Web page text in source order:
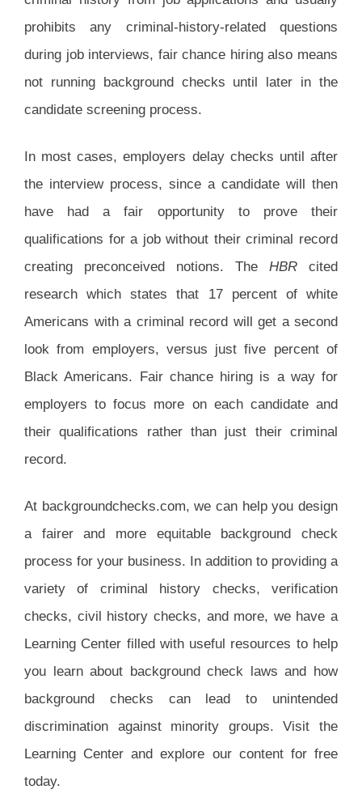
prohibits any criminal-history-related questions
during job interviews, fair chance hiring also means
not running background checks until later in the
candidate screening process.
In most cases, employers delay checks until after
the interview process, since a candidate will then
have had a fair opportunity to prove their
qualifications for a job without their criminal record
creating preconceived notions. The HBR cited
research which states that 17 percent of white
Americans with a criminal record will get a second
look from employers, versus just five percent of
Black Americans. Fair chance hiring is a way for
employers to focus more on each candidate and
their qualifications rather than just their criminal
record.
At backgroundchecks.com, we can help you design
a fairer and more equitable background check
process for your business. In addition to providing a
variety of criminal history checks, verification
checks, civil history checks, and more, we have a
Learning Center filled with useful resources to help
you learn about background check laws and how
background checks can lead to unintended
discrimination against minority groups. Visit the
Learning Center and explore our content for free
today.